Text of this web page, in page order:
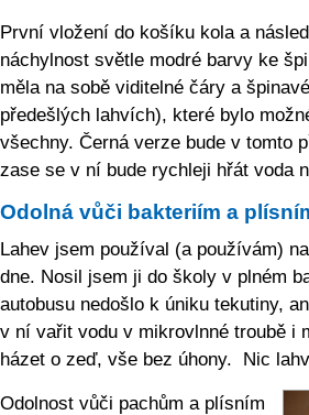
První vložení do košíku kola a
náchylnost světle modré barvy ke
měla na sobě viditelné čáry a
předešlých lahvích), které bylo
všechny. Černá verze bude v tomto
zase se v ní bude rychleji hřát voda
Odolná vůči bakteriím a
Lahev jsem používal (a používám)
dne. Nosil jsem ji do školy v plném
autobusu nedošlo k úniku tekutiny,
v ní vařit vodu v mikrovlnné troubě i
házet o zeď, vše bez úhony. Nic
Odolnost vůči pachům a plísním